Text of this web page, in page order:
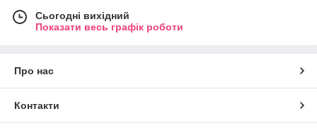
Сьогодні вихідний
Показати весь графік роботи
Про нас
Контакти